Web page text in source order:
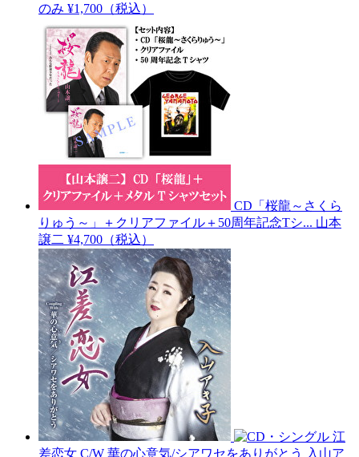
のみ ¥1,700（税込）
CD「桜龍～さくら
りゅう～」＋クリアファイル＋50周年記念Tシ... 山本
譲二 ¥4,700（税込）
江
差恋女 C/W 華の心意気/シアワセをありがとう
入山ア